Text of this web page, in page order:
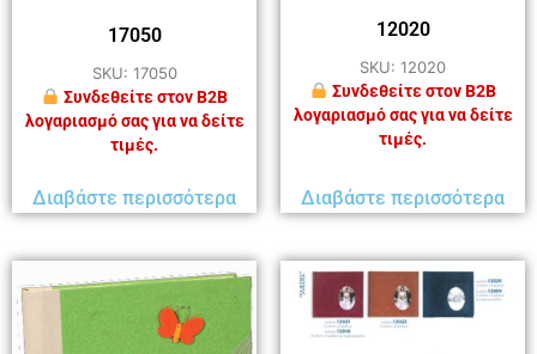
17050
SKU: 17050
Συνδεθείτε στον B2B
λογαριασμό σας για να δείτε
τιμές.
Διαβάστε περισσότερα
12020
SKU: 12020
Συνδεθείτε στον B2B
λογαριασμό σας για να δείτε
τιμές.
Διαβάστε περισσότερα